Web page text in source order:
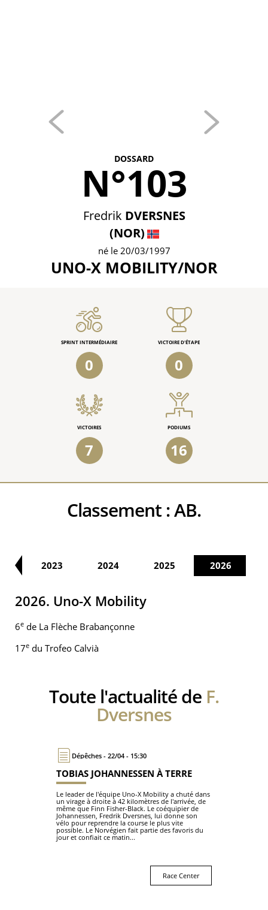
DOSSARD
N°103
Fredrik DVERSNES
(NOR)
né le 20/03/1997
UNO-X MOBILITY/NOR
SPRINT INTERMÉDIAIRE
0
VICTOIRE D'ÉTAPE
0
VICTOIRES
7
PODIUMS
16
Classement :AB.
2023 2024 2025 2026
2026. Uno-X Mobility
6e de La Flèche Brabançonne
17e du Trofeo Calvià
Toute l'actualité de F.
Dversnes
Dépêches - 22/04 - 15:30
TOBIAS JOHANNESSEN À TERRE
Le leader de l'équipe Uno-X Mobility a chuté dans
un virage à droite à 42 kilomètres de l'arrivée, de
même que Finn Fisher-Black. Le coéquipier de
Johannessen, Fredrik Dversnes, lui donne son
vélo pour reprendre la course le plus vite
possible. Le Norvégien fait partie des favoris du
jour et confiait ce matin...
Race Center